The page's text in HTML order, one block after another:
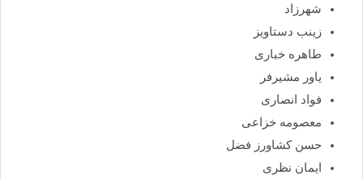
شهرزاد
زینب دستاویز
طاهره خباری
یاور مشیرفر
فواد انصاری
معصومه خزاعی
حسن کشاورز فضل
ایمان نظری